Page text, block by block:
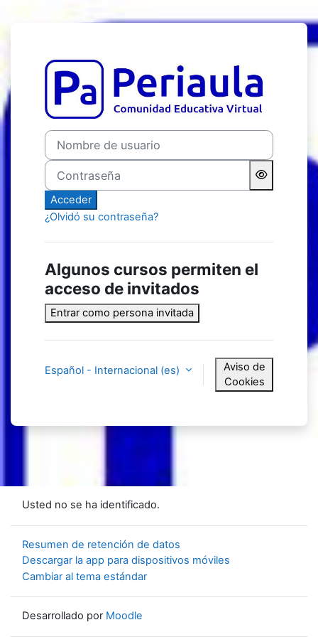
Entrar a Comunidad
Nombre de usuario
Contraseña
Acceder
¿Olvidó su contraseña?
Algunos cursos permiten el
acceso de invitados
Entrar como persona invitada
Español - Internacional ‎(es)‎
Aviso de
Cookies
Usted no se ha identificado.
Resumen de retención de datos
Descargar la app para dispositivos móviles
Cambiar al tema estándar
Desarrollado por Moodle